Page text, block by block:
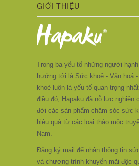
GIỚI THIỆU
Trong ba yếu tố những người
hướng tới là Sức khoẻ - Văn hoá
khoẻ luôn là yếu tố quan trọng
điều đó, Hapaku đã nỗ lực nghiên
đời các sản phẩm chăm sóc sức
hiệu quả từ các loại thảo mộc
Nam.
Đăng ký mail để nhận thông tin
và chương trình khuyến mãi độc